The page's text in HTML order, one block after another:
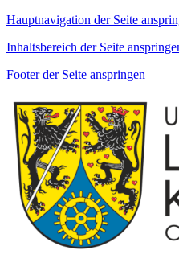
Hauptnavigation der Seite
Inhaltsbereich der Seite
Footer der Seite anspringen